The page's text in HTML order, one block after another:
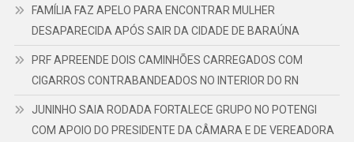
FAMÍLIA FAZ APELO PARA ENCONTRAR MULHER
DESAPARECIDA APÓS SAIR DA CIDADE DE BARAÚNA
PRF APREENDE DOIS CAMINHÕES CARREGADOS COM
CIGARROS CONTRABANDEADOS NO INTERIOR DO RN
JUNINHO SAIA RODADA FORTALECE GRUPO NO POTENGI
COM APOIO DO PRESIDENTE DA CÂMARA E DE VEREADORA